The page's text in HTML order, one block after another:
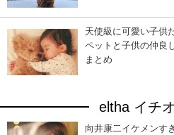
天使級に可愛い子供
ペットと子供の仲良
まとめ
eltha イチ
向井康二イケメンす